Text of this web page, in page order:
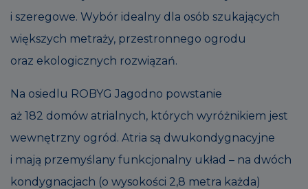
i szeregowe. Wybór idealny dla osób szukających
większych metraży, przestronnego ogrodu
oraz ekologicznych rozwiązań.
Na osiedlu ROBYG Jagodno powstanie
aż 182 domów atrialnych, których wyróżnikiem jest
wewnętrzny ogród. Atria są dwukondygnacyjne
i mają przemyślany funkcjonalny układ – na dwóch
kondygnacjach (o wysokości 2,8 metra każda)